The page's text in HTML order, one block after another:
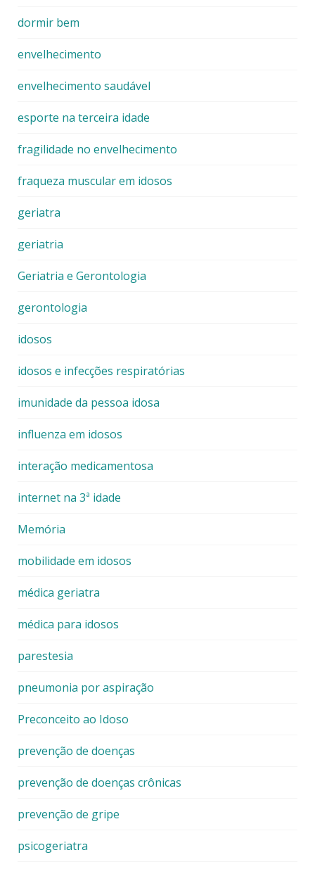
dormir bem
envelhecimento
envelhecimento saudável
esporte na terceira idade
fragilidade no envelhecimento
fraqueza muscular em idosos
geriatra
geriatria
Geriatria e Gerontologia
gerontologia
idosos
idosos e infecções respiratórias
imunidade da pessoa idosa
influenza em idosos
interação medicamentosa
internet na 3ª idade
Memória
mobilidade em idosos
médica geriatra
médica para idosos
parestesia
pneumonia por aspiração
Preconceito ao Idoso
prevenção de doenças
prevenção de doenças crônicas
prevenção de gripe
psicogeriatra